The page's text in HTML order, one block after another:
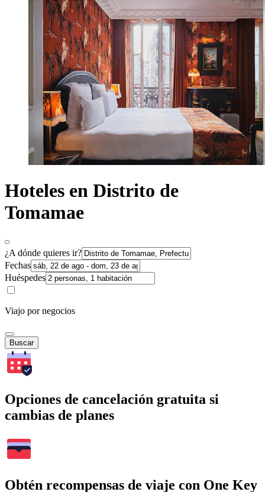
Hoteles en Distrito de
Tomamae
¿A dónde quieres ir?
Fechas
Huéspedes
Viajo por negocios
Buscar
Opciones de cancelación gratuita si
cambias de planes
Obtén recompensas de viaje con One Key